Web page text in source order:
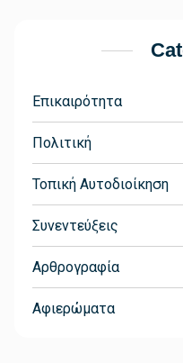
Επικαιρότητα
Πολιτική
Τοπική Αυτοδιοίκηση
Συνεντεύξεις
Αρθρογραφία
Αφιερώματα